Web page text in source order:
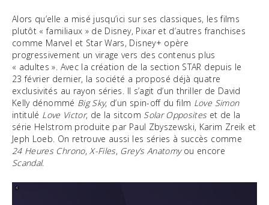
Alors qu’elle a misé jusqu’ici sur ses classiques, les films
plutôt « familiaux » de Disney, Pixar et d’autres franchises
comme Marvel et Star Wars, Disney+ opère
progressivement un virage vers des contenus plus
« adultes ». Avec la création de la section STAR depuis le
23 février dernier, la société a proposé déjà quatre
exclusivités au rayon séries. Il s’agit d’un thriller de David
Kelly dénommé Big Sky, d’un spin-off du film Love Simon
intitulé Love Victor, de la sitcom Solar Oppositeset de la
série Helstrom produite par Paul Zbyszewski, Karim Zreik et
Jeph Loeb. On retrouve aussi les séries à succès comme
24 Heures Chrono, X-Files, Grey’s Anatomy ou encore
Scandal.